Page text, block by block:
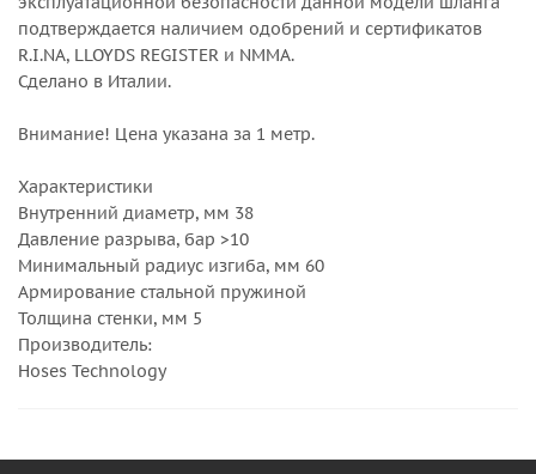
подтверждается наличием одобрений и сертификатов
R.I.NA, LLOYDS REGISTER и NMMA.
Сделано в Италии.
Внимание! Цена указана за 1 метр.
Характеристики
Внутренний диаметр, мм 38
Давление разрыва, бар >10
Минимальный радиус изгиба, мм 60
Армирование стальной пружиной
Толщина стенки, мм 5
Производитель:
Hoses Technology